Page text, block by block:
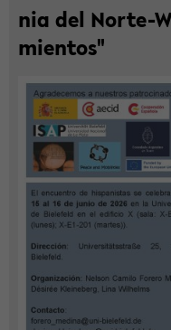
nia del Norte-​
mi­ent­os"